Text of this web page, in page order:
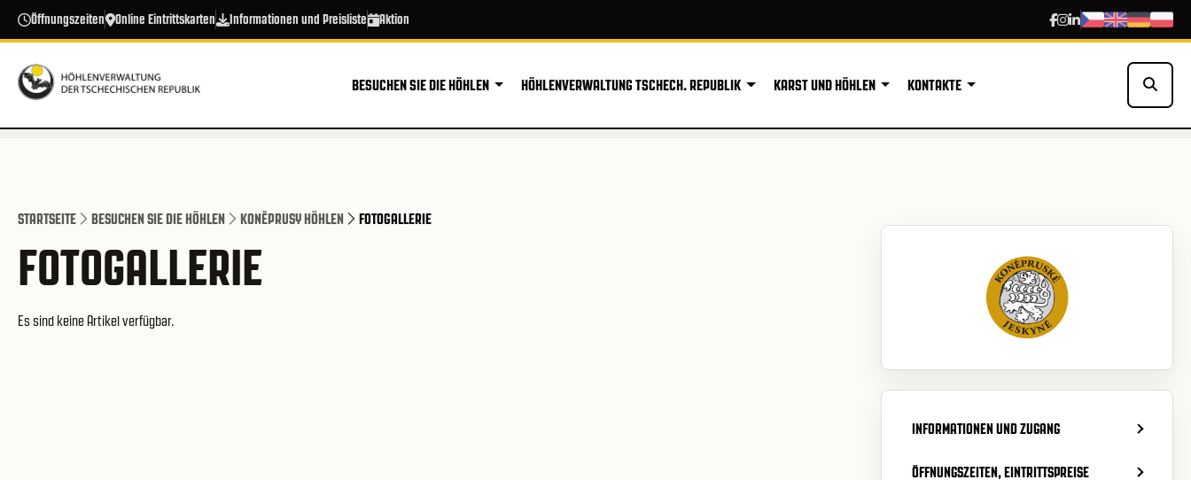
Direkt zum Inhalt
Öffnungszeiten Online Eintrittskarten Informationen und Preisliste Aktion
BESUCHEN SIE DIE HÖHLEN HÖHLENVERWALTUNG TSCHECH. REPUBLIK KARST UND HÖHLEN KONTAKTE
STARTSEITE BESUCHEN SIE DIE HÖHLEN KONĚPRUSY HÖHLEN FOTOGALLERIE
FOTOGALLERIE
Es sind keine Artikel verfügbar.
INFORMATIONEN UND ZUGANG
ÖFFNUNGSZEITEN, EINTRITTSPREISE